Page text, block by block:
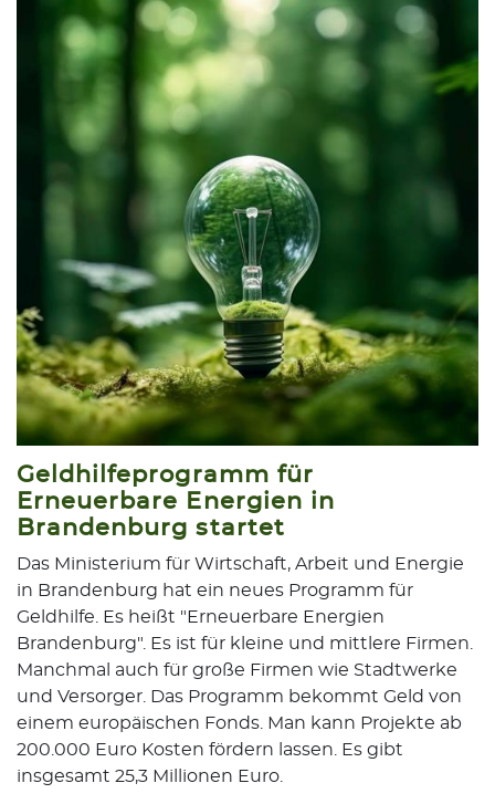
Geldhilfeprogramm für
Erneuerbare Energien in
Brandenburg startet
Das Ministerium für Wirtschaft, Arbeit und Energie
in Brandenburg hat ein neues Programm für
Geldhilfe. Es heißt "Erneuerbare Energien
Brandenburg". Es ist für kleine und mittlere Firmen.
Manchmal auch für große Firmen wie Stadtwerke
und Versorger. Das Programm bekommt Geld von
einem europäischen Fonds. Man kann Projekte ab
200.000 Euro Kosten fördern lassen. Es gibt
insgesamt 25,3 Millionen Euro.